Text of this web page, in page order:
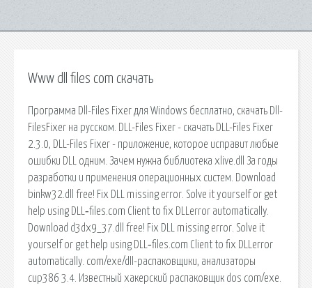
Www dll files com скачать
Программа Dll-Files Fixer для Windows бесплатно, скачать Dll-
FilesFixer на русском. DLL-Files Fixer - скачать DLL-Files Fixer
2.3.0, DLL-Files Fixer - приложение, которое исправит любые
ошибки DLL одним. Зачем нужна библиотека xlive.dll За годы
разработки и применения операционных систем. Download
binkw32.dll free! Fix DLL missing error. Solve it yourself or get
help using DLL‑files.com Client to fix DLLerror automatically.
Download d3dx9_37.dll free! Fix DLL missing error. Solve it
yourself or get help using DLL‑files.com Client to fix DLLerror
automatically. com/exe/dll-распаковщики, анализаторы
cup386 3.4. Известный хакерский распаковщик dos com/exe.